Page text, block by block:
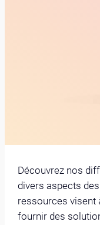
Découvrez nos
divers aspects
ressources visent
fournir des